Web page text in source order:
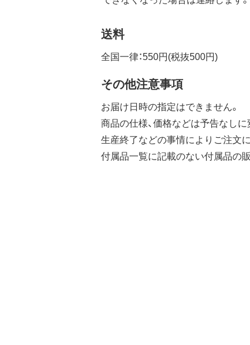
送料
全国一律：550円(税抜500円)
その他注意事項
お届け日時の指定はできません。
商品の仕様、価格などは予告なし
生産終了などの事情によりご注文
付属品一覧に記載のない付属品の